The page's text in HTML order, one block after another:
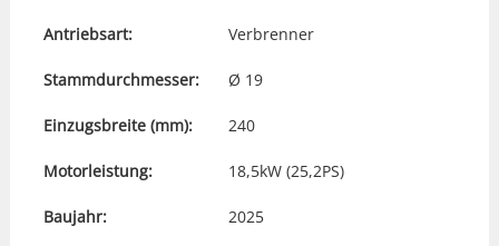
Antriebsart: Verbrenner
Stammdurchmesser: Ø 19
Einzugsbreite (mm): 240
Motorleistung: 18,5kW (25,2PS)
Baujahr: 2025